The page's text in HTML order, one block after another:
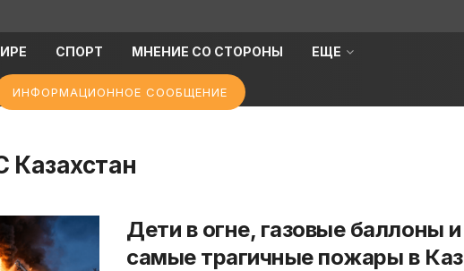
СПОРТ МНЕНИЕ СО СТОРОНЫ ЕЩЕ
ИНФОРМАЦИОННОЕ СООБЩЕНИЕ
Казахстан
Дети в огне, газовые баллоны
самые трагичные пожары в